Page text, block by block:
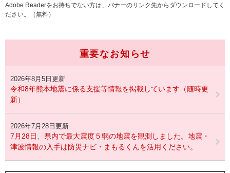
Adobe Readerをお持ちでない方は、バナーのリンク先からダウンロードしてく
ださい。（無料）
重要なお知らせ
2026年8月5日更新
令和8年熊本地震に係る支援等情報を掲載しています（随時更
新）
2026年7月28日更新
7月28日、県内で最大震度５弱の地震を観測しました。地震・
津波情報の入手は防災ナビ・まもるくんを活用ください。